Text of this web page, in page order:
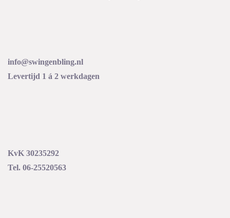
info@swingenbling.nl
Levertijd 1 á 2 werkdagen
KvK 30235292
Tel. 06-25520563